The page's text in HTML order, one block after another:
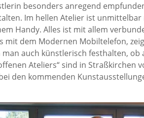
besonders anregend
Im hellen Atelier ist
Handy. Alles ist mit allem
mit dem Modernen Mobiltelefon,
auch künstlerisch festhalten, ob
Ateliers“ sind in Straßkirchen
den kommenden